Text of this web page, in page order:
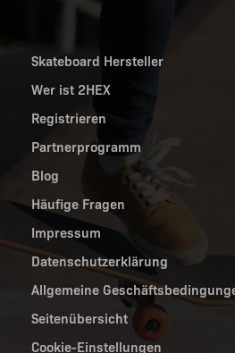
Skateboard Hersteller
Wer ist 2HEX
Registrieren
Partnerprogramm
Blog
Häufige Fragen
Impressum
Datenschutzerklärung
Allgemeine
Seitenübersicht
Cookie-Einstellungen